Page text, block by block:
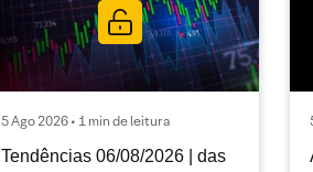
5 Ago 2026 • 1 min de leitura
Tendências 06/08/2026 | das